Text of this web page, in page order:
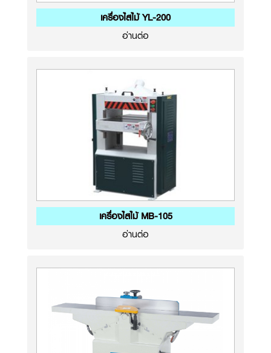
เครื่องไสไม้ YL-200
อ่านต่อ
เครื่องไสไม้ MB-105
อ่านต่อ